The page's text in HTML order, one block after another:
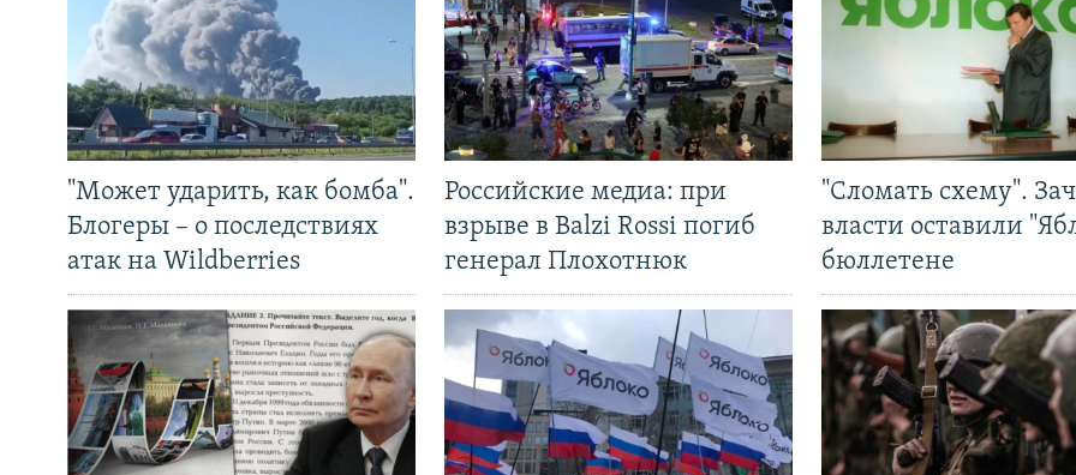
"Может ударить, как бомба".
Блогеры – о последствиях
атак на Wildberries
Российские медиа: при
взрыве в Balzi Rossi погиб
генерал Плохотнюк
"Сломать схему".
власти оставили
бюллетене